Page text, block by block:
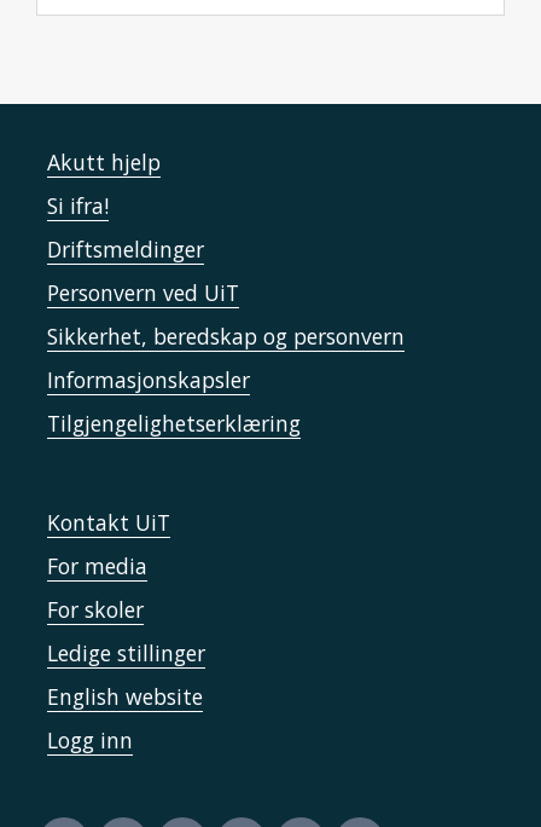
Akutt hjelp
Si ifra!
Driftsmeldinger
Personvern ved UiT
Sikkerhet, beredskap og personvern
Informasjonskapsler
Tilgjengelighetserklæring
Kontakt UiT
For media
For skoler
Ledige stillinger
English website
Logg inn